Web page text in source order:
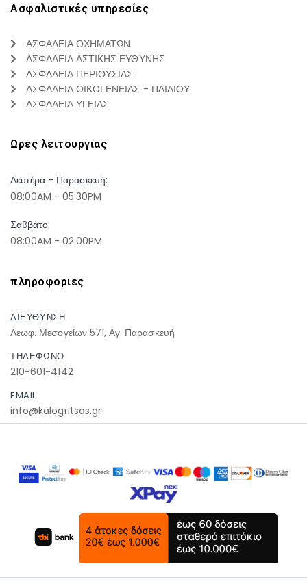
Ασφαλιστικές υπηρεσίες
ΑΣΦΑΛΕΙΑ ΟΧΗΜΑΤΩΝ
ΑΣΦΑΛΕΙΑ ΑΣΤΙΚΗΣ ΕΥΘΥΝΗΣ
ΑΣΦΑΛΕΙΑ ΠΕΡΙΟΥΣΙΑΣ
ΑΣΦΑΛΕΙΑ ΟΙΚΟΓΕΝΕΙΑΣ - ΠΑΙΔΙΟΥ
ΑΣΦΑΛΕΙΑ ΥΓΕΙΑΣ
Ωρες λειτουργιας
Δευτέρα - Παρασκευή:
08:00AM - 05:30PM
Σαββάτο:
08:00AM - 02:00PM
πληροφοριες
ΔΙΕΥΘΥΝΣΗ
Λεωφ. Μεσογείων 571, Αγ. Παρασκευή
ΤΗΛΕΦΩΝΟ
210-601-4142
EMAIL
info@kalogritsas.gr